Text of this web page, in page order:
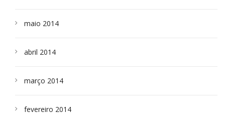
maio 2014
abril 2014
março 2014
fevereiro 2014